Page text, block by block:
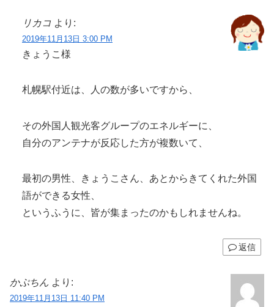
リカコ より:
2019年11月13日 3:00 PM
きょうこ様
札幌駅付近は、人の数が多いですから、
その外国人観光客グループのエネルギーに、
自分のアンテナが反応した方が複数いて、
最初の男性、きょうこさん、あとからきてくれた外国
語ができる女性、
というふうに、皆が集まったのかもしれませんね。
返信
かぷちん より:
2019年11月13日 11:40 PM